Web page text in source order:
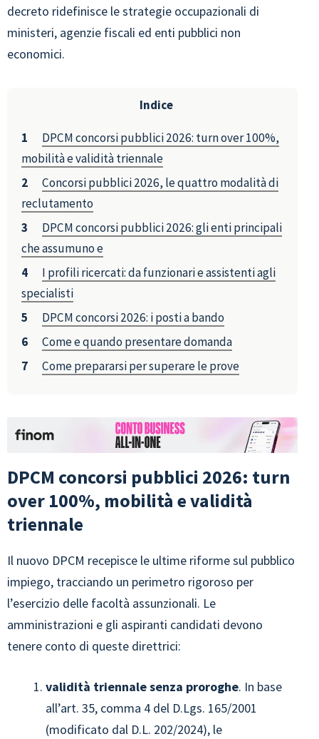
decreto ridefinisce le strategie occupazionali di
ministeri, agenzie fiscali ed enti pubblici non
economici.
Indice
DPCM concorsi pubblici 2026: turn over 100%,
mobilità e validità triennale
Concorsi pubblici 2026, le quattro modalità di
reclutamento
DPCM concorsi pubblici 2026: gli enti principali
che assumuno e
I profili ricercati: da funzionari e assistenti agli
specialisti
DPCM concorsi 2026: i posti a bando
Come e quando presentare domanda
Come prepararsi per superare le prove
DPCM concorsi pubblici 2026: turn
over 100%, mobilità e validità
triennale
Il nuovo DPCM recepisce le ultime riforme sul pubblico
impiego, tracciando un perimetro rigoroso per
l’esercizio delle facoltà assunzionali. Le
amministrazioni e gli aspiranti candidati devono
tenere conto di queste direttrici:
validità triennale senza proroghe. In base
all’art. 35, comma 4 del D.Lgs. 165/2001
(modificato dal D.L. 202/2024), le